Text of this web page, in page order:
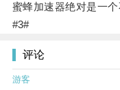
蜜蜂加速器绝对是一个
#3#
评论
游客